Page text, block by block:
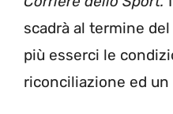
scadrà al termine
più esserci le
riconciliazione ed